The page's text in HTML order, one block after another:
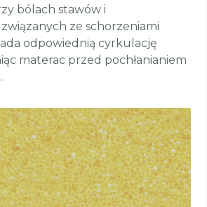
bólach stawów i
ze schorzeniami
odpowiednią cyrkulację
materac przed pochłanianiem